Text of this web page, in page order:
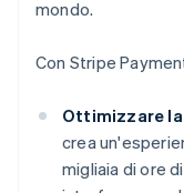
mondo.
Con Stripe
Ottimizzare
crea
migliaia di ore